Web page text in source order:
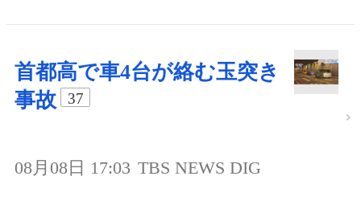
首都高で車4台が絡む玉突き
事故
37
08月08日 17:03 TBS NEWS DIG